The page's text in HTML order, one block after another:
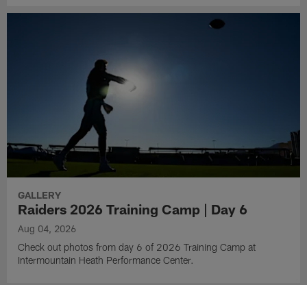
GALLERY
Raiders 2026 Training Camp | Day 6
Aug 04, 2026
Check out photos from day 6 of 2026 Training Camp at
Intermountain Heath Performance Center.